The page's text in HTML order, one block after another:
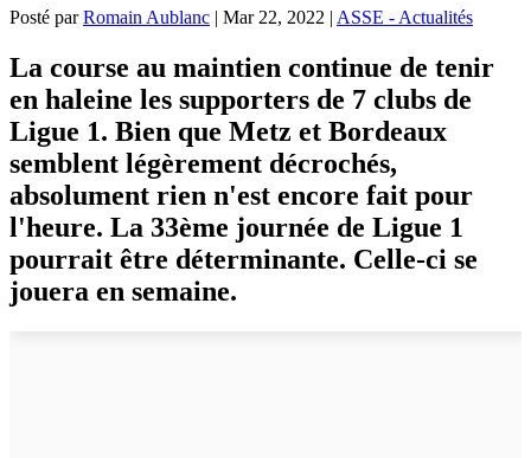
Posté parRomain Aublanc | Mar 22, 2022 | ASSE - Actualités
La course au maintien continue de tenir
en haleine les supporters de 7 clubs de
Ligue 1. Bien que Metz et Bordeaux
semblent légèrement décrochés,
absolument rien n'est encore fait pour
l'heure. La 33ème journée de Ligue 1
pourrait être déterminante. Celle-ci se
jouera en semaine.